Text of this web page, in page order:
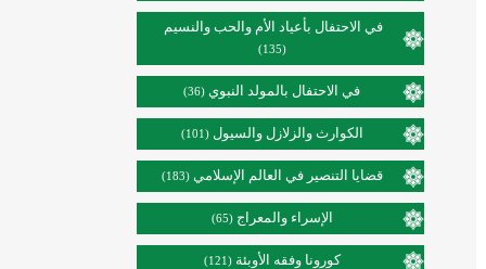
في الاحتفال بأعياد الأم والحب والنسيم
(135)
في الاحتفال بالمولد النبوي (36)
الكوارث والزلازل والسيول (101)
قضايا التنصير في العالم الإسلامي (183)
الإسراء والمعراج (65)
كورونا وفقه الأوبئة (121)